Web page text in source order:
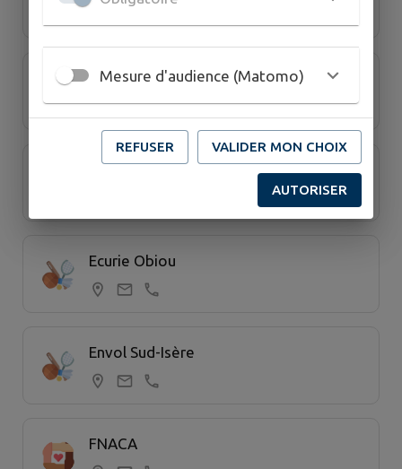
Cyclotouristes Matheysins
Dauphins Matheysins
Ecurie Obiou
Envol Sud-Isère
FNACA
Mesure d'audience (Matomo)
REFUSER VALIDER MON CHOIX
AUTORISER